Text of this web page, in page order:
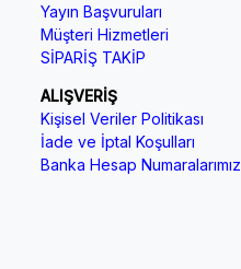
Yayın Başvuruları
Müşteri Hizmetleri
SİPARİŞ TAKİP
ALIŞVERİŞ
Kişisel Veriler Politikası
İade ve İptal Koşulları
Banka Hesap Numaralarımız